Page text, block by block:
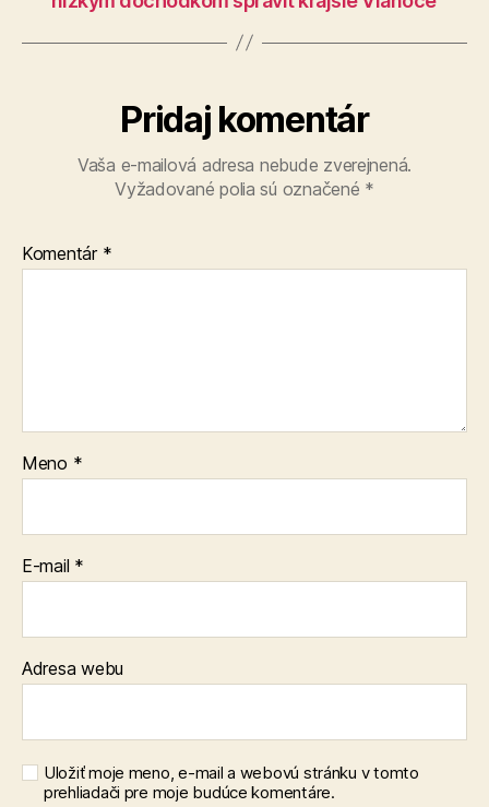
Pridaj komentár
Vaša e-mailová adresa nebude zverejnená.
Vyžadované polia sú označené *
Komentár *
Meno *
E-mail *
Adresa webu
Uložiť moje meno, e-mail a webovú stránku v tomto
prehliadači pre moje budúce komentáre.